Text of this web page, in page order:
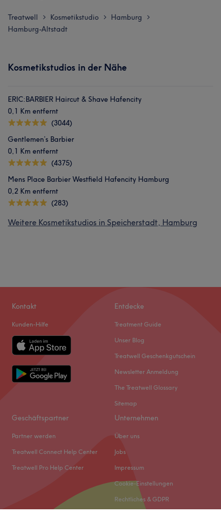
Treatwell > Kosmetikstudio > Hamburg >
Hamburg-Altstadt
Kosmetikstudios in der Nähe
ERIC:BARBIER Haircut & Shave Hafencity
0,1 Km entfernt
(3044)
Gentlemen’s Barbier
0,1 Km entfernt
(4375)
Mens Place Barbier Westfield Hafencity Hamburg
0,2 Km entfernt
(283)
Weitere Kosmetikstudios in Speicherstadt, Hamburg
Kontakt
Kunden-Hilfe
Entdecke
Treatment Guide
Unser Blog
Treatwell Geschenkgutschein
Newsletter Anmeldung
The Treatwell Glossary
Sitemap
Geschäftspartner
Partner werden
Treatwell Connect Help Center
Treatwell Pro Help Center
Unternehmen
Über uns
Jobs
Impressum
Cookie-Einstellungen
Rechtliches & GDPR